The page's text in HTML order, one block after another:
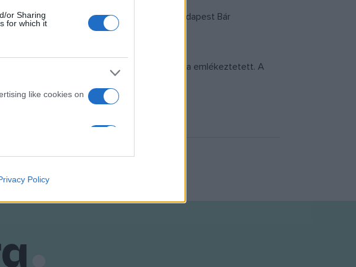
or Sharing
for which it
like cookies on
advertising
Policy
kevesebbet koncertezik és idén a Budapest Bár
elkészítésére.
ami kezdetben talán kicsit a The Police-ra emlékeztetett. A
versekként is megállják a helyüket.